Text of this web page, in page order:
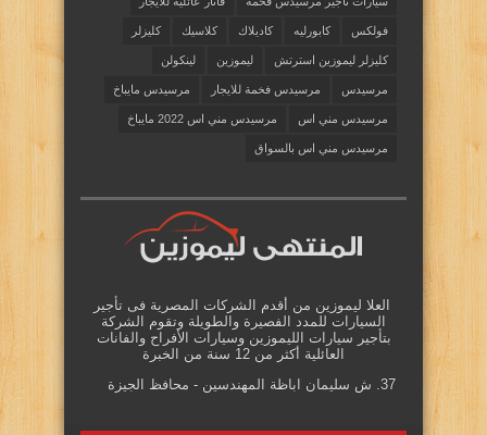
فولكس كابورليه كاديلاك كلاسيك كليزلر
كليزلر ليموزين استرتش ليموزين لينكولن
مرسيدس مرسيدس فخمة للايجار مرسيدس مايباخ
مرسيدس مني اس مرسيدس مني اس 2022 مايباخ
مرسيدس مني اس بالسواق
العلا ليموزين من أقدم الشركات المصرية فى تأجير
السيارات للمدد الفصيرة والطويلة وتقوم الشركة
بتأجير سيارات الليموزين وسيارات الأفراح والفانات
العائلية أكثر من 12 سنة من الخبرة
37. ش سليمان اباظة المهندسين - محافظ الجيزة